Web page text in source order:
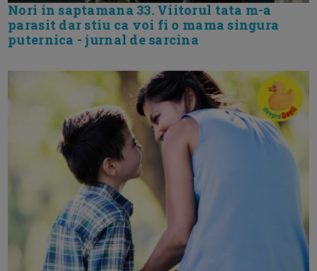
Nori in saptamana 33. Viitorul tata m-a
parasit dar stiu ca voi fi o mama singura
puternica - jurnal de sarcina